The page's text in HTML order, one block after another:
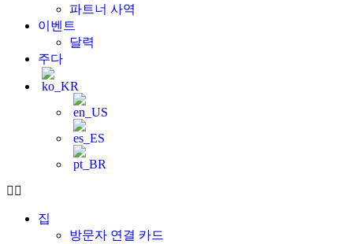
파트너 사역
이벤트
달력
주다
집
방문자 연결 카드